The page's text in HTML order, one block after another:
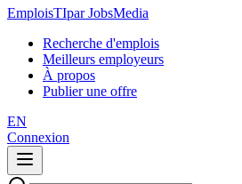
EmploisTIpar JobsMedia
Recherche d'emplois
Meilleurs employeurs
À propos
Publier une offre
EN
Connexion